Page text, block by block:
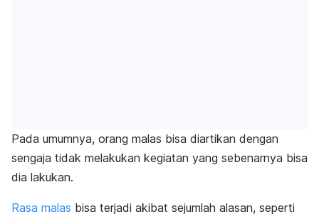
Pada umumnya, orang malas bisa diartikan dengan
sengaja tidak melakukan kegiatan yang sebenarnya bisa
dia lakukan.
Rasa malas bisa terjadi akibat sejumlah alasan, seperti